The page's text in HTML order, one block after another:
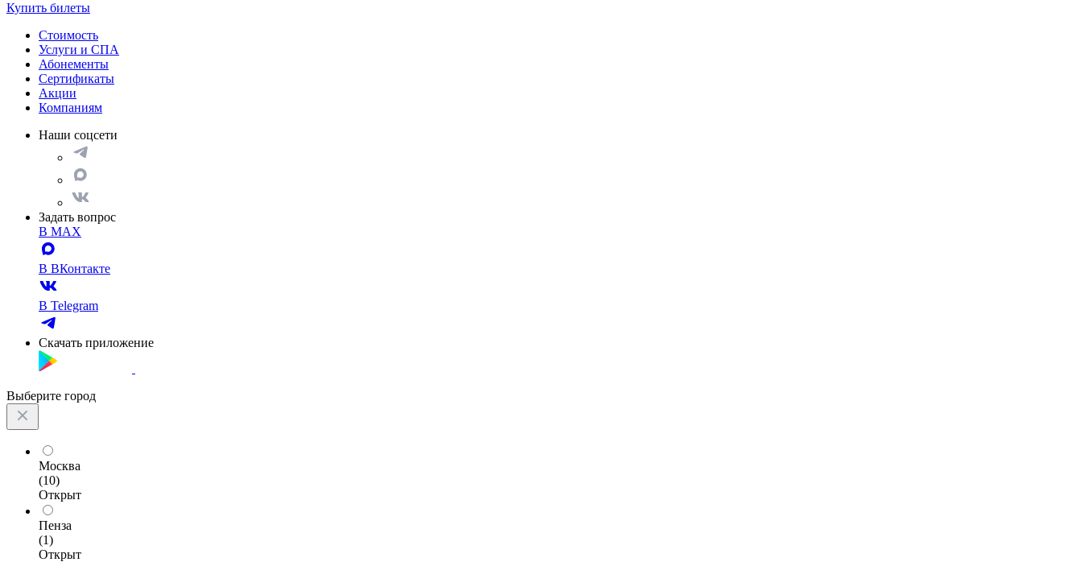
Купить билеты
Стоимость
Услуги и СПА
Абонементы
Сертификаты
Акции
Компаниям
Наши соцсети
Задать вопрос
В MAX
В ВКонтакте
В Telegram
Скачать приложение
Выберите город
Москва
(10)
Открыт
Пенза
(1)
Открыт